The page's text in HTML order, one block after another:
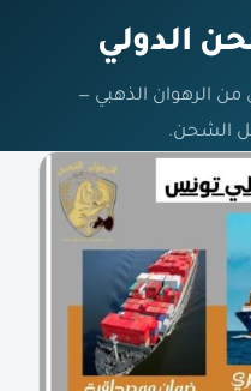
الدولي
الرهوان الذهبي —
الشحن.